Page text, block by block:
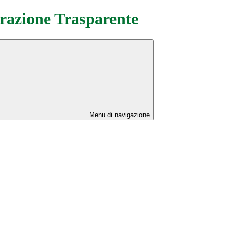
Trasparente
Menu di navigazione